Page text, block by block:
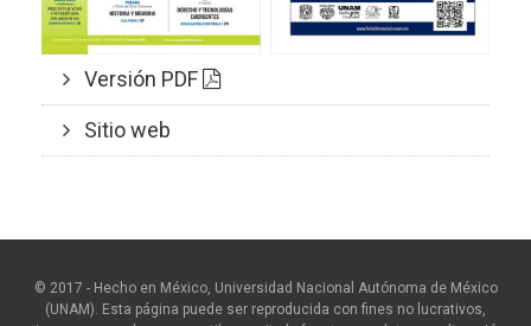
Versión PDF
Sitio web
© 2017 - Hecho en México, Universidad Nacional Autónoma de México
(UNAM). Esta página puede ser reproducida con fines no lucrativos,